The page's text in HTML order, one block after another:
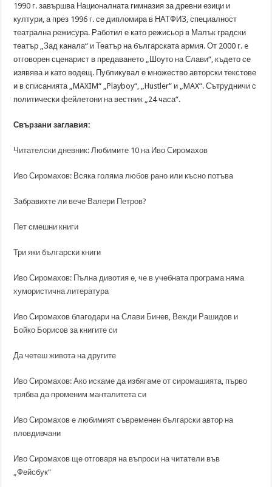
1990 г. завършва Националната гимназия за древни езици и
култури, а през 1996 г. се дипломира в НАТФИЗ, специалност
театрална режисура. Работил е като режисьор в Малък градски
театър „Зад канала“ и Театър на българската армия. От 2000 г. e
отговорен сценарист в предаването „Шоуто на Слави“, където се
изявява и като водещ. Публикувал е множество авторски текстове
и в списанията „MAXIM“ „Playboy“, „Hustler“ и „MAX“. Сътрудничи с
политически фейлетони на вестник „24 часа“.
Свързани заглавия:
Читателски дневник: Любимите 10 на Иво Сиромахов
Иво Сиромахов: Всяка голяма любов рано или късно потъва
Забравихте ли вече Валери Петров?
Пет смешни книги
Три яки български книги
Иво Сиромахов: Пълна дивотия е, че в учебната програма няма
хумористична литература
Иво Сиромахов благодари на Слави Бинев, Вежди Рашидов и
Бойко Борисов за книгите си
Да четеш живота на другите
Иво Сиромахов: Ако искаме да избягаме от сиромашията, първо
трябва да променим манталитета си
Иво Сиромахов е любимият съвременен български автор на
пловдивчани
Иво Сиромахов ще отговаря на въпроси на читатели във
„Фейсбук“